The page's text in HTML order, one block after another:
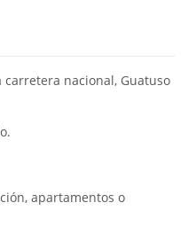
nacional, Guatuso
apartamentos o